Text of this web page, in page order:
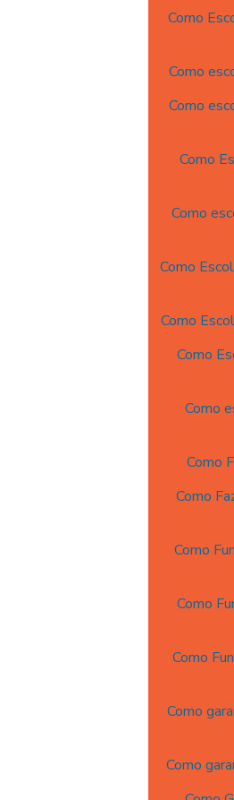
Como
Como
Como
Como
Como
Como
Como
Como
Como
Como
Como
Como
Como
Como
Como
Como